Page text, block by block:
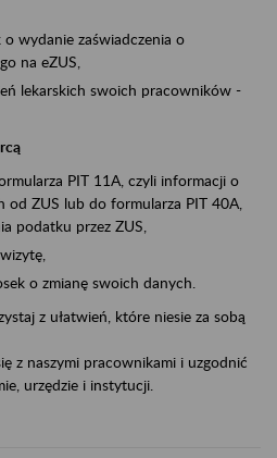
o wydanie zaświadczenia o
na eZUS,
lekarskich swoich pracowników -
PIT 11A, czyli informacji o
od ZUS lub do formularza PIT 40A,
podatku przez ZUS,
o zmianę swoich danych.
z ułatwień, które niesie za sobą
z naszymi pracownikami i uzgodnić
urzędzie i instytucji.